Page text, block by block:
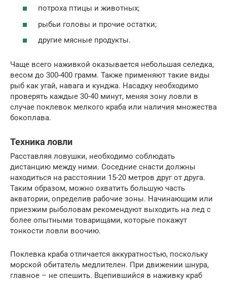
потроха птицы и животных;
рыбьи головы и прочие остатки;
другие мясные продукты.
Чаще всего наживкой оказывается небольшая селедка,
весом до 300-400 грамм. Также применяют такие виды
рыб как угай, навага и кунджа. Насадку необходимо
проверять каждые 30-40 минут, меняя зону ловли в
случае поклевок мелкого краба или наличия множества
бокоплава.
Техника ловли
Расставляя ловушки, необходимо соблюдать
дистанцию между ними. Соседние снасти должны
находиться на расстоянии 15-20 метров друг от друга.
Таким образом, можно охватить большую часть
акватории, определив рабочие зоны. Начинающим или
приезжим рыболовам рекомендуют выходить на лед с
более опытными товарищами, которые покажут
тонкости ловли воочию.
Поклевка краба отличается аккуратностью, поскольку
морской обитатель медлителен. При движении шнура,
главное – не спешить. Вцепившийся в наживку краб